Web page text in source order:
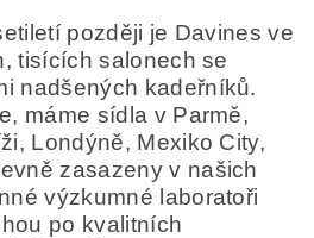
později je Davines ve
tisících salonech se
nadšených kadeřníků.
máme sídla v Parmě,
Londýně, Mexiko City,
zasazeny v našich
výzkumné laboratoři
po kvalitních